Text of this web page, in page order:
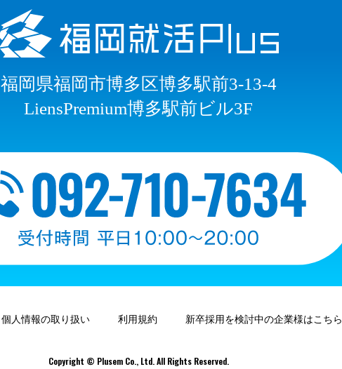
福岡県福岡市博多区博多駅前3-13-4
LiensPremium博多駅前ビル3F
個人情報の取り扱い 利用規約 新卒採用を検討中の企業様はこちら
Copyright © Plusem Co., Ltd. All Rights Reserved.